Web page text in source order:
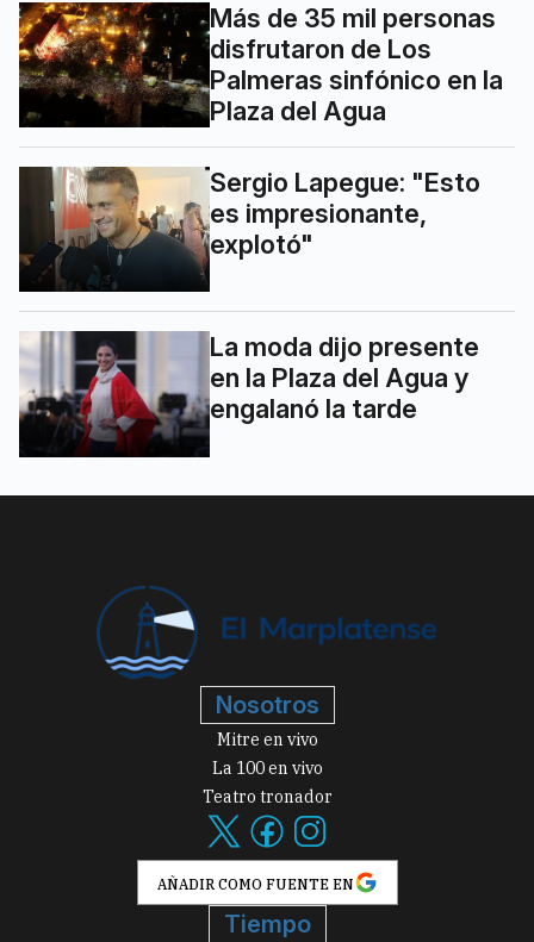
Más de 35 mil personas
disfrutaron de Los
Palmeras sinfónico en la
Plaza del Agua
Sergio Lapegue: "Esto
es impresionante,
explotó"
La moda dijo presente
en la Plaza del Agua y
engalanó la tarde
Nosotros
Mitre en vivo
La 100 en vivo
Teatro tronador
AÑADIR COMO FUENTE EN
Tiempo